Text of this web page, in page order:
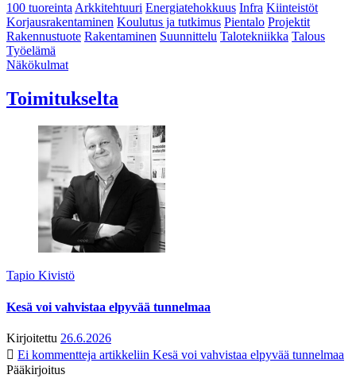
100 tuoreintaArkkitehtuuri Energiatehokkuus Infra Kiinteistöt
Korjausrakentaminen Koulutus ja tutkimus Pientalo Projektit
Rakennustuote Rakentaminen Suunnittelu Talotekniikka Talous
Työelämä
Näkökulmat
Toimitukselta
Tapio Kivistö
Kesä voi vahvistaa elpyvää tunnelmaa
Kirjoitettu 26.6.2026
Ei kommentteja artikkeliin Kesä voi vahvistaa elpyvää tunnelmaa
Pääkirjoitus